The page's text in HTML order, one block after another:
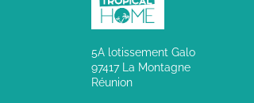
5A lotissement Galo
97417 La Montagne
Réunion